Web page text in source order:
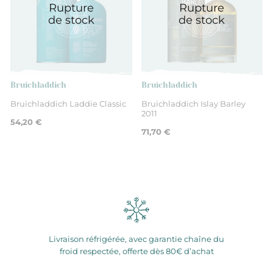
Rupture
de stock
Bruichladdich
Bruichladdich Laddie Classic
54,20 €
Rupture
de stock
Bruichladdich
Bruichladdich Islay Barley
2011
71,70 €
Livraison réfrigérée, avec garantie chaîne du
froid respectée, offerte dès 80€ d’achat